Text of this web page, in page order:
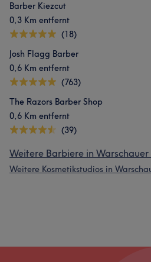
Barber Kiezcut
0,3 Km entfernt
(18)
Josh Flagg Barber
0,6 Km entfernt
(763)
The Razors Barber Shop
0,6 Km entfernt
(39)
Weitere Barbiere in
Weitere Kosmetikstudios in